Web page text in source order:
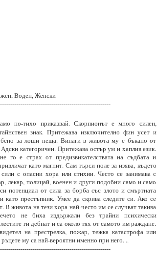
Воден, Женски
по-тихо приказвай. Скорпионът е много силен,
знак. Притежава изключително фин усет и
за лоши неща. Винаги в живота му е бъкано от
категоричен. Притежава остър ум и хаплив език.
го е страх от предизвикателствата на съдбата и
като магнит. Сам търси поле за изява, където
с опасни хора или стихии. Често се занимава с
лекар, полицай, военен и други подобни само и само
потенциал от сила за борба със злото и смъртната
като престъпник. Умее да скрива следите си. Ако се
живота на тези хора най-често им се случват такива
не биха издържали без трайни психически
ги дебнат и са около тях от самото им раждане.
на престрелка, пожар, тежка катастрофа или
му са най-вероятни именно при него. ..